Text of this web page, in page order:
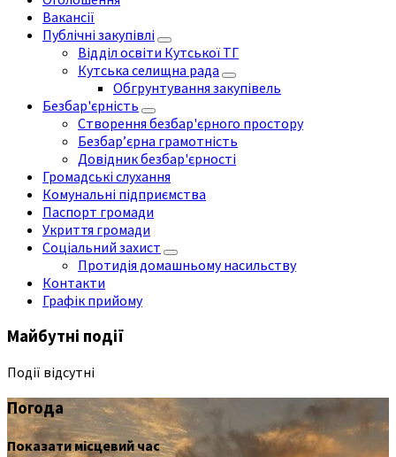
Вакансії
Публічні закупівлі
Відділ освіти Кутської ТГ
Кутська селищна рада
Обгрунтування закупівель
Безбар'єрність
Створення безбар'єрного простору
Безбар’єрна грамотність
Довідник безбар'єрності
Громадські слухання
Комунальні підприємства
Паспорт громади
Укриття громади
Соціальний захист
Протидія домашньому насильству
Контакти
Графік прийому
Майбутні події
Події відсутні
Погода
Показати місцевий час